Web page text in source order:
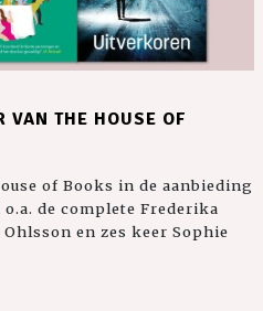
VAN THE HOUSE OF
of Books in de aanbieding
de complete Frederika
en zes keer Sophie